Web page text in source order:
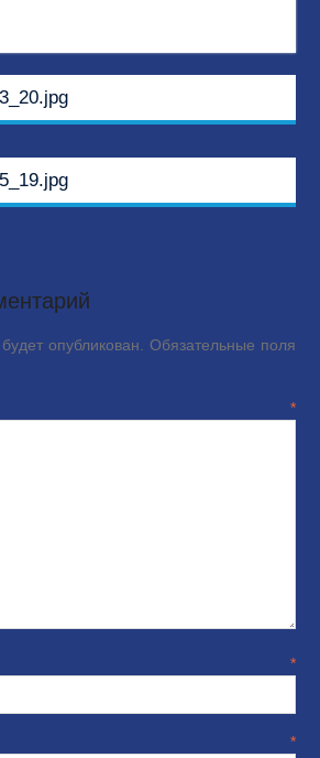
запись:
3_20.jpg
запись:
5_19.jpg
опубликован. Обязательные поля
*
*
*